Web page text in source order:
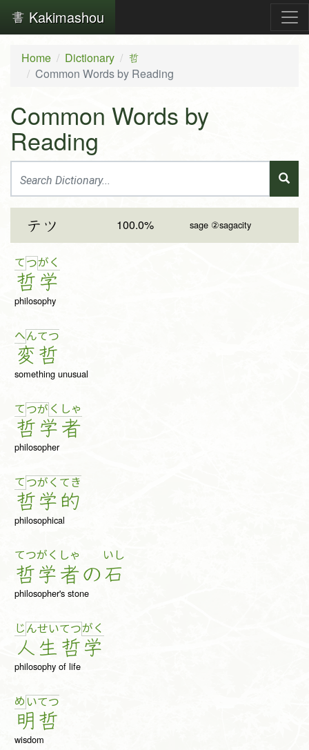
Kakimashou
Home Dictionary 哲
Common Words by Reading
Common Words by
Reading
テツ 100.0% sage ②sagacity
て つ
哲
が く
学
philosophy
へん
変
てつ
哲
something unusual
て つ
哲
が く
学
しゃ
者
philosopher
て つ
哲
が く
学
て き
的
philosophical
てつ
哲
がく
学
しゃ
者の
いし
石
philosopher's stone
じ ん
人
せい
生
てつ
哲
が く
学
philosophy of life
め い
明
てつ
哲
wisdom